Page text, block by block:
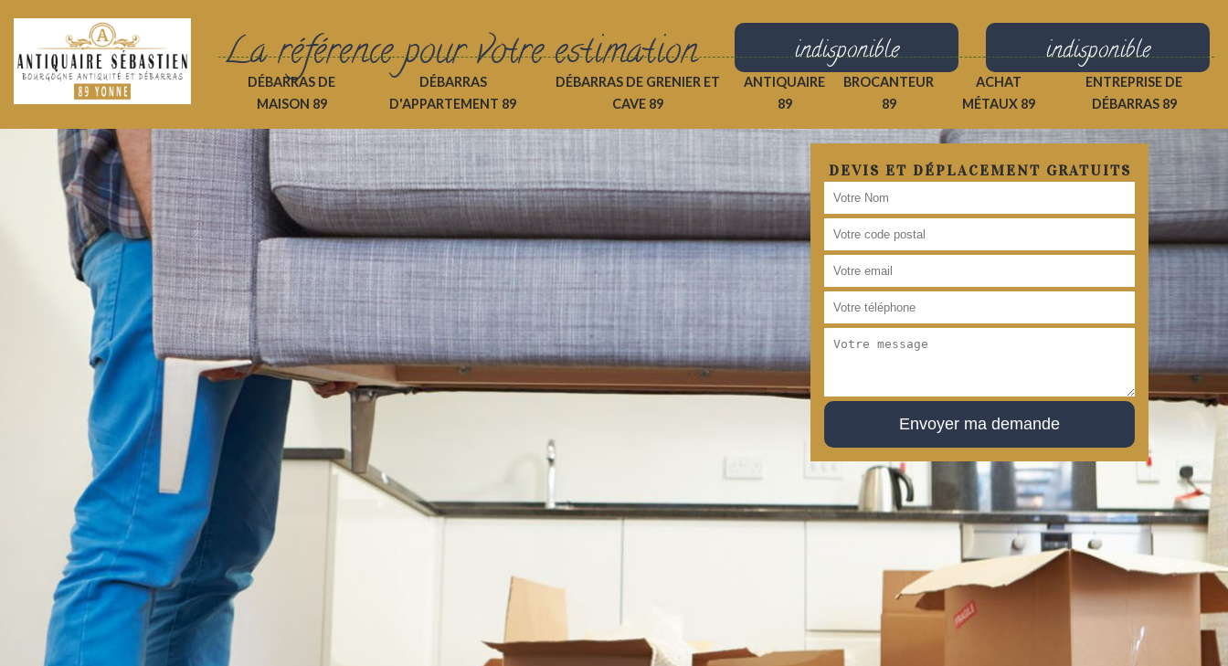
La référence pour votre estimation indisponible indisponible
DÉBARRAS DE
MAISON 89
DÉBARRAS
D'APPARTEMENT 89
DÉBARRAS DE GRENIER ET
CAVE 89
ANTIQUAIRE
89
BROCANTEUR
89
ACHAT
MÉTAUX 89
ENTREPRISE DE
DÉBARRAS 89
DEVIS ET DÉPLACEMENT GRATUITS